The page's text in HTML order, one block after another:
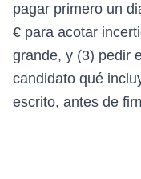
pagar primero un
€ para acotar
grande, y (3) pedir
candidato qué
escrito, antes de